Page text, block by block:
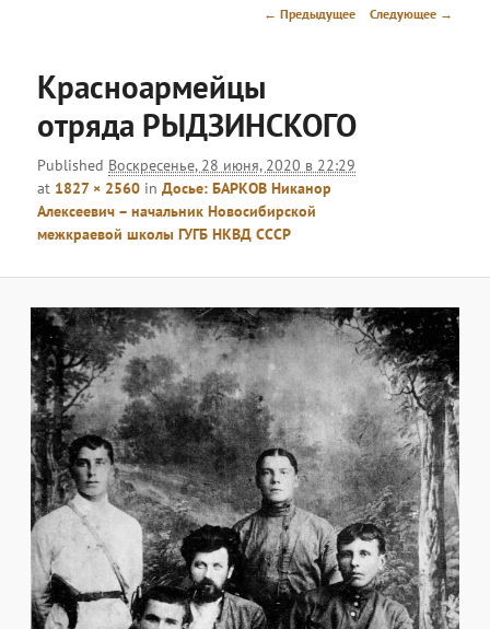
Навигация
← Предыдущее Следующее →
Красноармейцы
отряда РЫДЗИНСКОГО
Published Воскресенье, 28 июня, 2020 в 22:29
at 1827 × 2560 inДосье: БАРКОВ Никанор
Алексеевич – начальник Новосибирской
межкраевой школы ГУГБ НКВД СССР